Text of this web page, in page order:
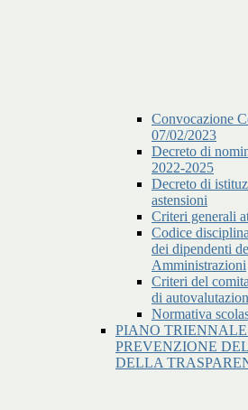
Convocazione
07/02/2023
Decreto di
2022-2025
Decreto di
astensioni
Criteri generali
Codice
dei dipendenti
Amministrazioni
Criteri del
di
Normativa
PIANO TRIENNALE
PREVENZIONE
DELLA